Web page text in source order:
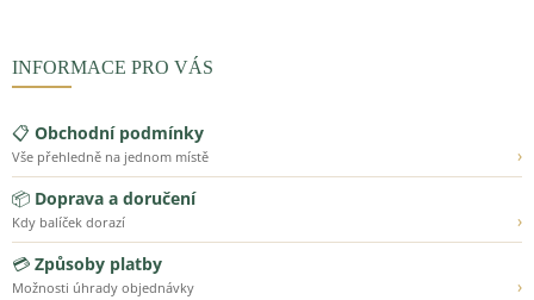
INFORMACE PRO VÁS
📋 Obchodní podmínky
Vše přehledně na jednom místě
›
📦 Doprava a doručení
Kdy balíček dorazí
›
💳 Způsoby platby
Možnosti úhrady objednávky
›